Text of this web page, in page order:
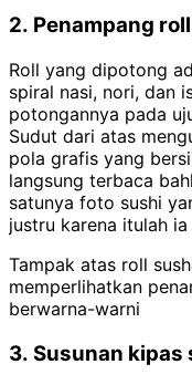
2. Penampang
Roll yang dipotong
spiral nasi, nori, dan
potongannya pada
Sudut dari atas
pola grafis yang
langsung terbaca
satunya foto sushi
justru karena itulah
Tampak atas roll
memperlihatkan
berwarna-warni
3. Susunan kipas